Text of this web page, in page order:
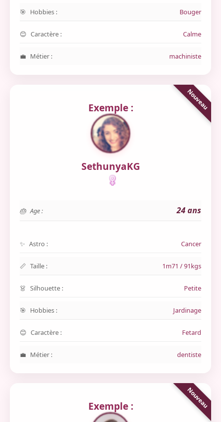
Hobbies : Bouger
Caractère : Calme
Métier : machiniste
Exemple :
SethunyaKG
Age : 24 ans
Astro : Cancer
Taille : 1m71 / 91kgs
Silhouette : Petite
Hobbies : Jardinage
Caractère : Fetard
Métier : dentiste
Exemple :